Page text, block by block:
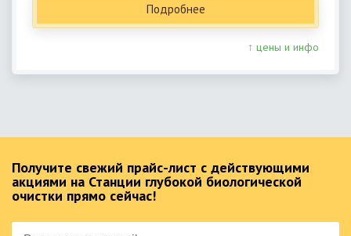
Подробнее
↑ цены и инфо
Получите свежий прайс-лист с действующими
акциями на Станции глубокой биологической
очистки прямо сейчас!